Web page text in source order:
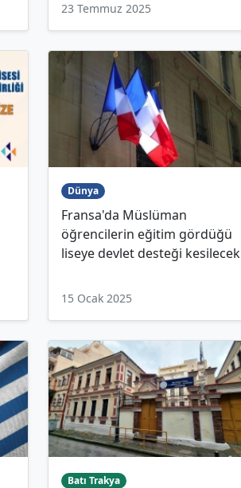
23 Temmuz 2025
Dünya
Fransa'da Müslüman
öğrencilerin eğitim gördüğü
liseye devlet desteği kesilecek
15 Ocak 2025
Batı Trakya